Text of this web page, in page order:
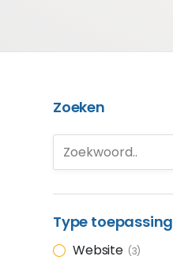
Zoeken
Type toepassing
Website 3